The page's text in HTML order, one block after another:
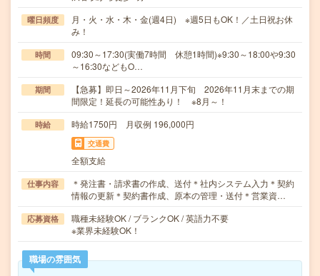
曜日頻度
月・火・水・木・金(週4日) ※週5日もOK！／土日祝お休
み！
時間
09:30～17:30(実働7時間 休憩1時間)※9:30～18:00や9:30
～16:30などもO…
期間
【急募】即日～2026年11月下旬 2026年11月末までの期
間限定！延長の可能性あり！ ※8月～！
時給 時給1750円 月収例 196,000円
交通費
全額支給
仕事内容
＊発注書・請求書の作成、送付＊社内システム入力＊契約
情報の更新＊契約書作成、原本の管理・送付＊営業資…
応募資格
職種未経験OK / ブランクOK / 英語力不要
※業界未経験OK！
職場の雰囲気